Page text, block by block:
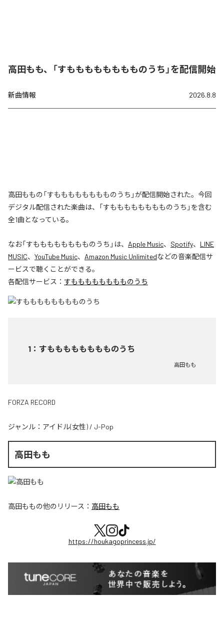
高田もも、「すもももももももものうち」を配信開始
新曲情報 2026.8.8
高田ももの「すもももももももものうち」が配信開始された。今回
デジタル配信された楽曲は、「すもももももももものうち」を含む
全1曲となっている。
なお「すもももももももものうち 」は、 Apple Music、 Spotify、 LINE
MUSIC、 YouTube Music、 Amazon Music Unlimitedなどの音楽配信サ
ービスで聴くことができる。
各配信サービス： すもももももももものうち
1 ： すもももももももものうち
高田もも
FORZA RECORD
ジャンル： アイドル(女性) / J-Pop
高田もも
高田ももの他のリリース： 高田もも
https://houkagoprincess.jp/